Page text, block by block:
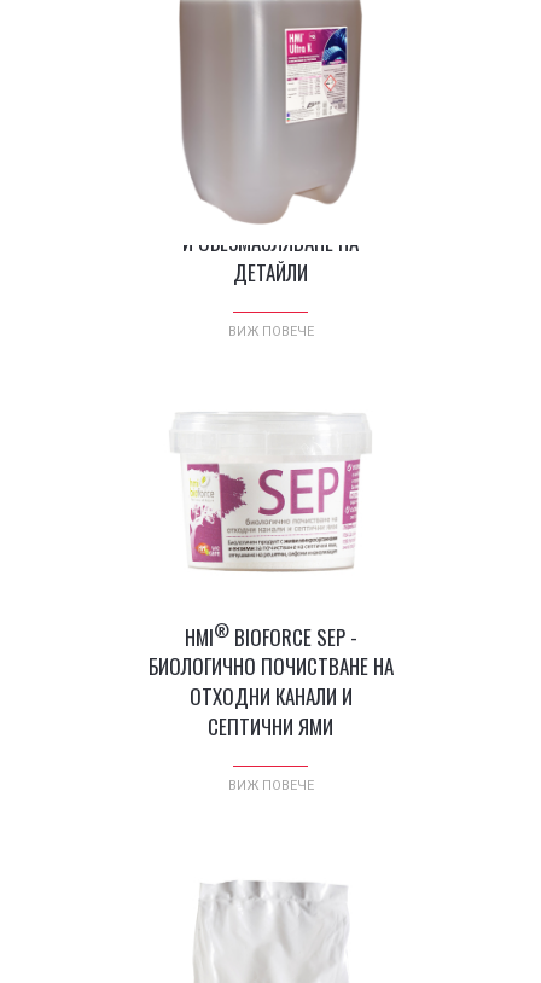
ULTRA K -
ИНДУСТРИАЛНО ПОЧИСТВАНЕ
И ОБЕЗМАСЛЯВАНЕ НА
ДЕТАЙЛИ
ВИЖ ПОВЕЧЕ
HMI®BIOFORCE SEP -
БИОЛОГИЧНО ПОЧИСТВАНЕ НА
ОТХОДНИ КАНАЛИ И
СЕПТИЧНИ ЯМИ
ВИЖ ПОВЕЧЕ